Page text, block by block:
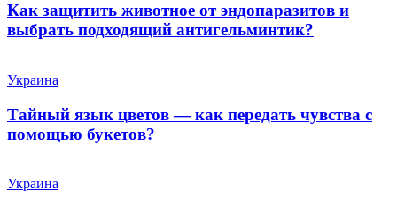
Как защитить животное от эндопаразитов и
выбрать подходящий антигельминтик?
Украина
Тайный язык цветов — как передать чувства с
помощью букетов?
Украина